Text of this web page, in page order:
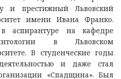
и престижный Львовский
имени Ивана Франко.
аспирантуре на кафедре
в Львовском
В студенческие годы
и даже стал
«Спадщина». Был